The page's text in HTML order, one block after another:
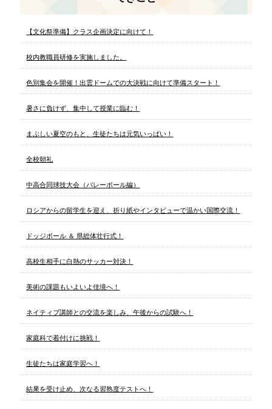
【文化祭準備】クラス企画決定に向けて！
校内教職員研修を実施しました。
色別集会を開催！出雲ドームでの大決戦に向けて準備スタート！
暑さに負けず、集中して授業に臨む！
まぶしい夏空のもと、生徒たちは元気いっぱい！
全校朝礼
中高合同球技大会（バレーボール編）
ロシアからの留学生を迎え、折り紙やインタビューで温かい国際交流！
ドッジボール ＆ 県総体壮行式！
高校生相手に白熱のサッカー対決！
美術の課題もいよいよ佳境へ！
ネイティブ講師との交流を楽しみ、午後からの試験へ！
家庭科で着付けに挑戦！
生徒たちは家庭学習へ！
結果を受け止め、次なる習熟度テストへ！